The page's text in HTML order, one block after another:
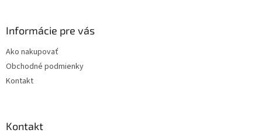
Informácie pre vás
Ako nakupovať
Obchodné podmienky
Kontakt
Kontakt